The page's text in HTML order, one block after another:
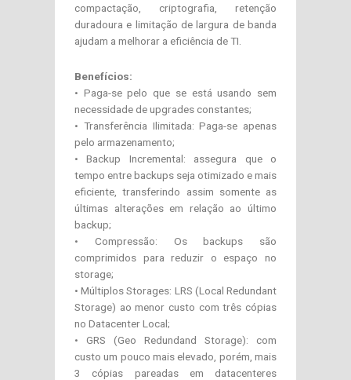
compactação, criptografia, retenção
duradoura e limitação de largura de banda
ajudam a melhorar a eficiência de TI.
Benefícios:
• Paga-se pelo que se está usando sem
necessidade de upgrades constantes;
• Transferência Ilimitada: Paga-se apenas
pelo armazenamento;
• Backup Incremental: assegura que o
tempo entre backups seja otimizado e mais
eficiente, transferindo assim somente as
últimas alterações em relação ao último
backup;
• Compressão: Os backups são
comprimidos para reduzir o espaço no
storage;
• Múltiplos Storages: LRS (Local Redundant
Storage) ao menor custo com três cópias
no Datacenter Local;
• GRS (Geo Redundand Storage): com
custo um pouco mais elevado, porém, mais
3 cópias pareadas em datacenteres